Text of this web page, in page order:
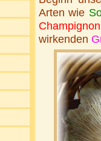
Arten wie
Champignon
wirkenden